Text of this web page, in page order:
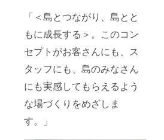
「＜島とつながり、島とと
もに成長する＞。このコン
セプトがお客さんにも、ス
タッフにも、島のみなさん
にも実感してもらえるよう
な場づくりをめざしま
す。」